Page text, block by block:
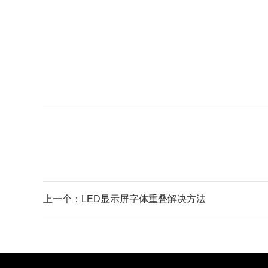
上一个：LED显示屏字体重叠解决方法